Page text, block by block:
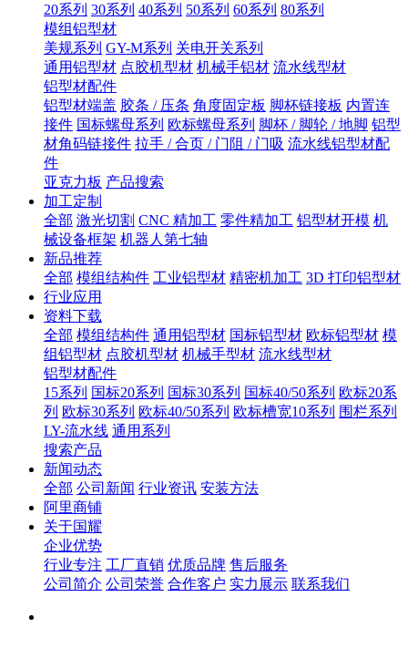
20系列 30系列 40系列 50系列 60系列 80系列
模组铝型材
美规系列 GY-M系列 关电开关系列
通用铝型材 点胶机型材 机械手铝材 流水线型材
铝型材配件
铝型材端盖 胶条 / 压条 角度固定板 脚杯链接板 内置连
接件 国标螺母系列 欧标螺母系列 脚杯 / 脚轮 / 地脚 铝型
材角码链接件 拉手 / 合页 / 门阻 / 门吸 流水线铝型材配
件
亚克力板 产品搜索
加工定制
全部 激光切割 CNC 精加工 零件精加工 铝型材开模 机
械设备框架 机器人第七轴
新品推荐
全部 模组结构件 工业铝型材 精密机加工 3D 打印铝型材
行业应用
资料下载
全部 模组结构件 通用铝型材 国标铝型材 欧标铝型材 模
组铝型材 点胶机型材 机械手型材 流水线型材
铝型材配件
15系列 国标20系列 国标30系列 国标40/50系列 欧标20系
列 欧标30系列 欧标40/50系列 欧标槽宽10系列 围栏系列
LY-流水线 通用系列
搜索产品
新闻动态
全部 公司新闻 行业资讯 安装方法
阿里商铺
关于国耀
企业优势
行业专注 工厂直销 优质品牌 售后服务
公司简介 公司荣誉 合作客户 实力展示 联系我们